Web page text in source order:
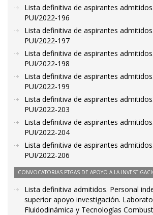
Lista definitiva de aspirantes
PUI/2022-196
Lista definitiva de aspirantes
PUI/2022-197
Lista definitiva de aspirantes
PUI/2022-198
Lista definitiva de aspirantes
PUI/2022-199
Lista definitiva de aspirantes
PUI/2022-203
Lista definitiva de aspirantes
PUI/2022-204
Lista definitiva de aspirantes
PUI/2022-206
CONVOCATORIAS PTGAS DE APOYO A LA
Lista definitiva admitidos. Personal
superior apoyo investigación.
Fluidodinámica y Tecnologías